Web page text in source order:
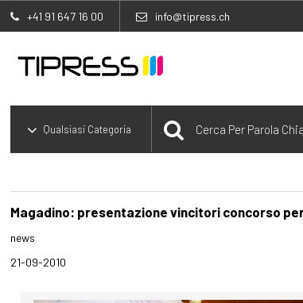
+41 91 647 16 00 info@tipress.ch
Magadino: presentazione vincitori concorso
news
21-09-2010